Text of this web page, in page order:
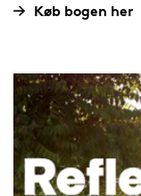
Køb bogen her